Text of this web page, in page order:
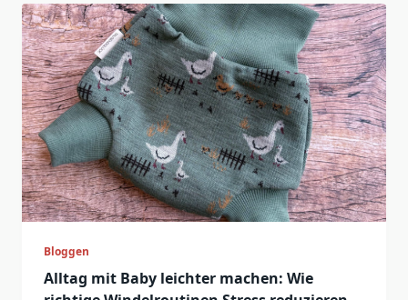
Bloggen
Alltag mit Baby leichter machen: Wie